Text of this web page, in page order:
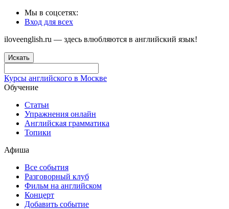
Мы в соцсетях:
Вход для всех
iloveenglish.ru — здесь влюбляются в английский язык!
Искать
Курсы английского в Москве
Обучение
Статьи
Упражнения онлайн
Английская грамматика
Топики
Афиша
Все события
Разговорный клуб
Фильм на английском
Концерт
Добавить событие